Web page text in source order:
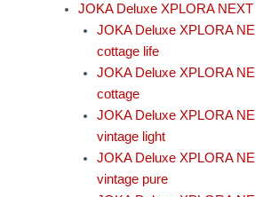
JOKA Deluxe XPLORA NEXT
JOKA Deluxe XPLORA
cottage life
JOKA Deluxe XPLORA
cottage
JOKA Deluxe XPLORA
vintage light
JOKA Deluxe XPLORA
vintage pure